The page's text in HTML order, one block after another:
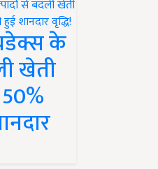
के
खेती